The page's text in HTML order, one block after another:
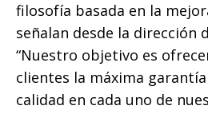
filosofía basada en la
señalan desde la dirección
“Nuestro objetivo es
clientes la máxima
calidad en cada uno de